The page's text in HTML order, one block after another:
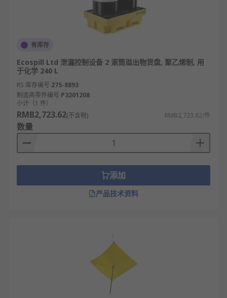
有库存
Ecospill Ltd 泄漏控制设备 2 滚筒溢出物货盘, 聚乙烯制, 用
于化学 240 L
RS 库存编号 275-8893
制造商零件编号 P3201208
小计（1 件）
RMB2,723.62(不含税) RMB2,723.62/件
数量
添加
产品技术资料